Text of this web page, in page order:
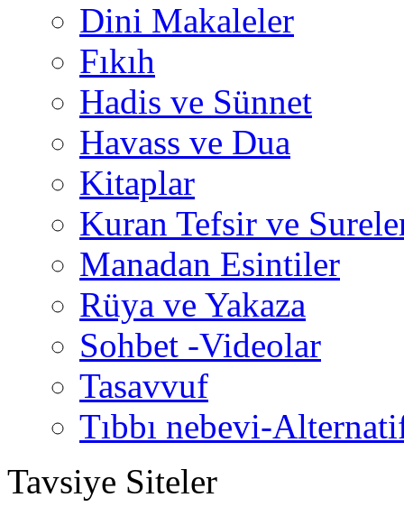
Dini Makaleler
Fıkıh
Hadis ve Sünnet
Havass ve Dua
Kitaplar
Kuran Tefsir ve
Manadan Esintiler
Rüya ve Yakaza
Sohbet -Videolar
Tasavvuf
Tıbbı nebevi-
Tavsiye Siteler